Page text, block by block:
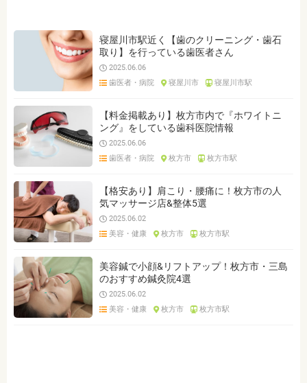
寝屋川市駅近く【歯のクリーニング・歯石
取り】を行っている歯医者さん
2025.06.06
歯医者・病院
寝屋川市 寝屋川市駅
【料金掲載あり】枚方市内で『ホワイトニ
ング』をしている歯科医院情報
2025.06.06
歯医者・病院
枚方市 枚方市駅
【格安あり】肩こり・腰痛に！枚方市の人
気マッサージ店&整体5選
2025.06.02
美容・健康
枚方市 枚方市駅
美容鍼で小顔&リフトアップ！枚方市・三島
のおすすめ鍼灸院4選
2025.06.02
美容・健康
枚方市 枚方市駅